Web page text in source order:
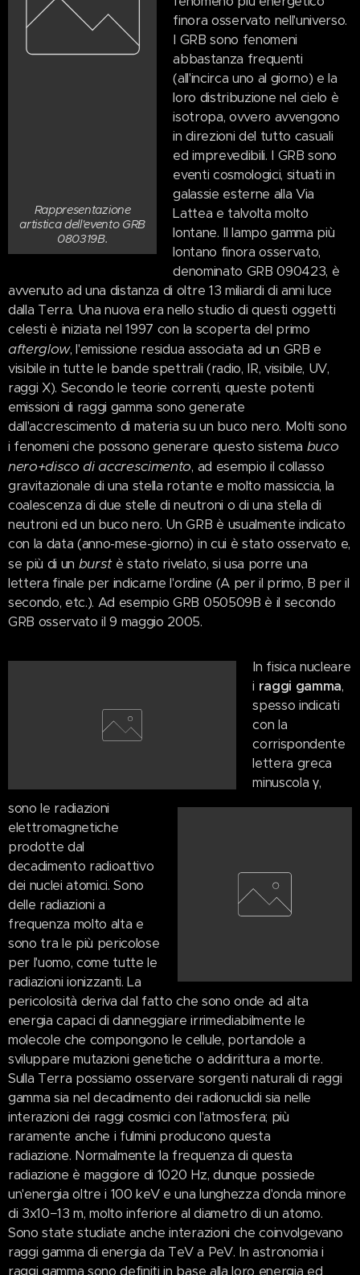
Rappresentazione
artistica dell'evento GRB
080319B.
finora osservato nell'universo.
I GRB sono fenomeni
abbastanza frequenti
(all'incirca uno al giorno) e la
loro distribuzione nel cielo è
isotropa, ovvero avvengono
in direzioni del tutto casuali
ed imprevedibili. I GRB sono
eventi cosmologici, situati in
galassie esterne alla Via
Lattea e talvolta molto
lontane. Il lampo gamma più
lontano finora osservato,
denominato GRB 090423, è
avvenuto ad una distanza di oltre 13 miliardi di anni luce
dalla Terra. Una nuova era nello studio di questi oggetti
celesti è iniziata nel 1997 con la scoperta del primo
afterglow, l'emissione residua associata ad un GRB e
visibile in tutte le bande spettrali (radio, IR, visibile, UV,
raggi X). Secondo le teorie correnti, queste potenti
emissioni di raggi gamma sono generate
dall'accrescimento di materia su un buco nero. Molti sono
i fenomeni che possono generare questo sistema buco
nero+disco di accrescimento, ad esempio il collasso
gravitazionale di una stella rotante e molto massiccia, la
coalescenza di due stelle di neutroni o di una stella di
neutroni ed un buco nero. Un GRB è usualmente indicato
con la data (anno-mese-giorno) in cui è stato osservato e,
se più di un burstè stato rivelato, si usa porre una
lettera finale per indicarne l'ordine (A per il primo, B per il
secondo, etc.). Ad esempio GRB 050509B è il secondo
GRB osservato il 9 maggio 2005.
In fisica nucleare
i raggi gamma,
spesso indicati
con la
corrispondente
lettera greca
minuscola γ,
sono le radiazioni
elettromagnetiche
prodotte dal
decadimento radioattivo
dei nuclei atomici. Sono
delle radiazioni a
frequenza molto alta e
sono tra le più pericolose
per l'uomo, come tutte le
radiazioni ionizzanti. La
pericolosità deriva dal fatto che sono onde ad alta
energia capaci di danneggiare irrimediabilmente le
molecole che compongono le cellule, portandole a
sviluppare mutazioni genetiche o addirittura a morte.
Sulla Terra possiamo osservare sorgenti naturali di raggi
gamma sia nel decadimento dei radionuclidi sia nelle
interazioni dei raggi cosmici con l'atmosfera; più
raramente anche i fulmini producono questa
radiazione. Normalmente la frequenza di questa
radiazione è maggiore di 1020 Hz, dunque possiede
un'energia oltre i 100 keV e una lunghezza d'onda minore
di 3x10−13 m, molto inferiore al diametro di un atomo.
Sono state studiate anche interazioni che coinvolgevano
raggi gamma di energia da TeV a PeV. In astronomia i